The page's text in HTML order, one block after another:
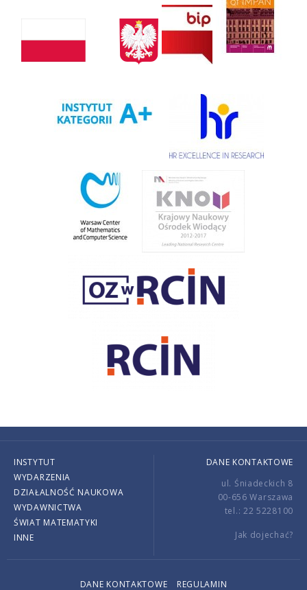
INSTYTUT
WYDARZENIA
DZIAŁALNOŚĆ NAUKOWA
WYDAWNICTWA
ŚWIAT MATEMATYKI
INNE
DANE KONTAKTOWE
ul. Śniadeckich 8
00-656 Warszawa
tel.: 22 5228100
Jak dojechać?
DANE KONTAKTOWE REGULAMIN